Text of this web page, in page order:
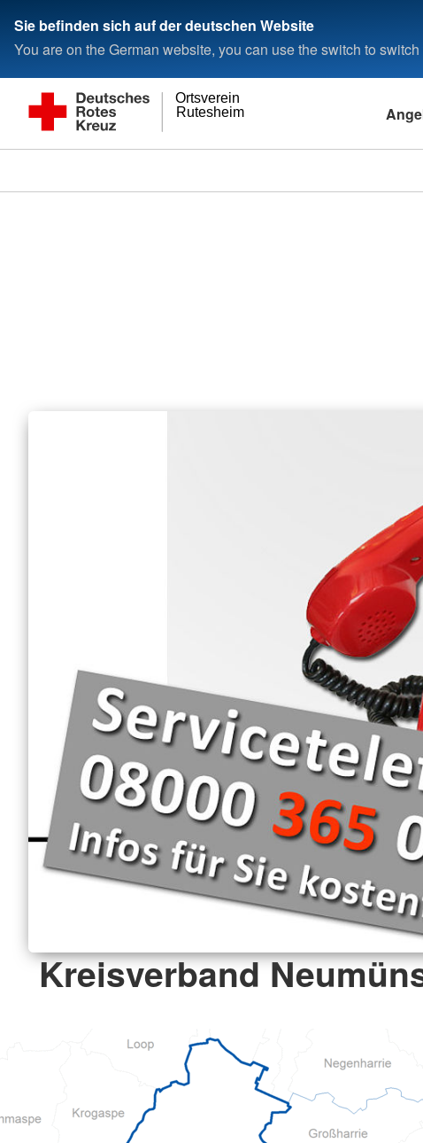
Sie befinden sich auf der deutschen Website
You are on the German website, you can use the switch to
Rutesheim
Ortsverein
Kreisverband